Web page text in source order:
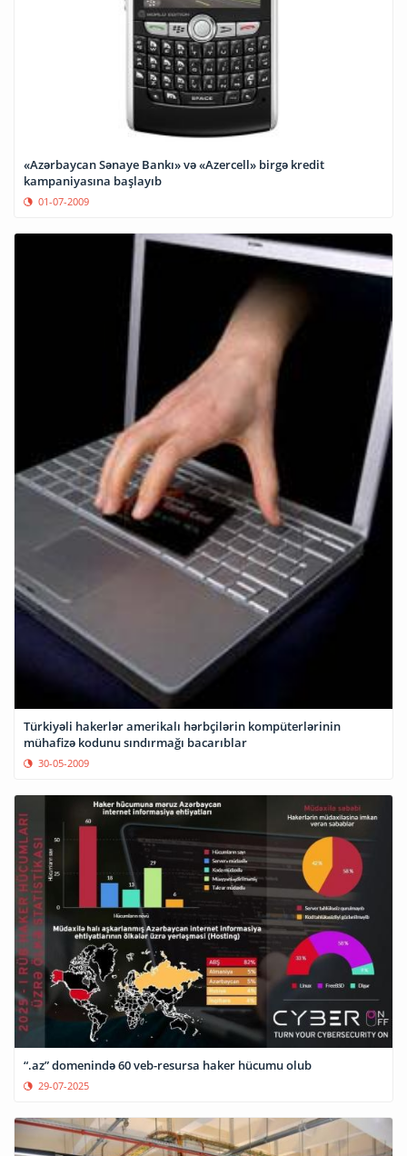
«Azərbaycan Sənaye Bankı» və «Azercell» birgə kredit
kampaniyasına başlayıb
01-07-2009
Türkiyəli hakerlər amerikalı hərbçilərin kompüterlərinin
mühafizə kodunu sındırmağı bacarıblar
30-05-2009
“.az” domenində 60 veb-resursa haker hücumu olub
29-07-2025